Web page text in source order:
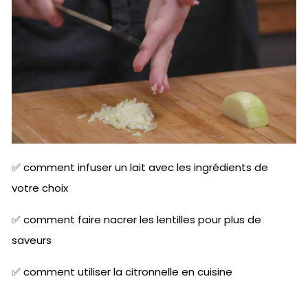
✅comment infuser un lait avec les ingrédients de
votre choix
✅comment faire nacrer les lentilles pour plus de
saveurs
✅comment utiliser la citronnelle en cuisine